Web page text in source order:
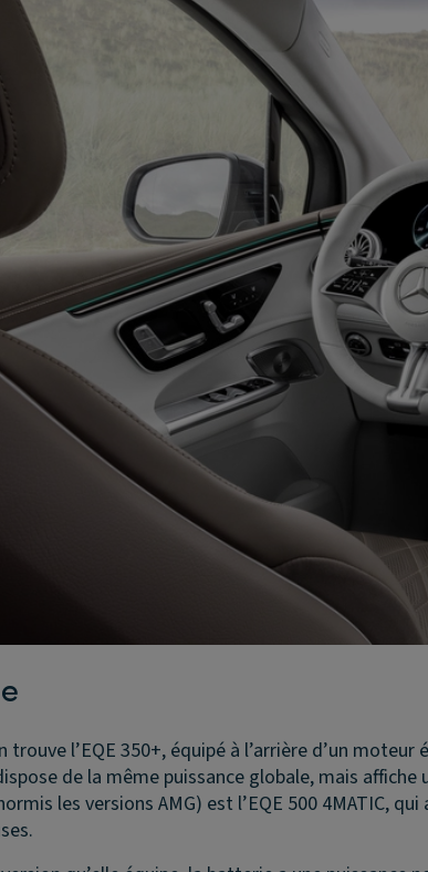
l’EQE 350+, équipé à l’arrière d’un
de la même puissance globale, mais
les versions AMG) est l’EQE 500 4MATIC,